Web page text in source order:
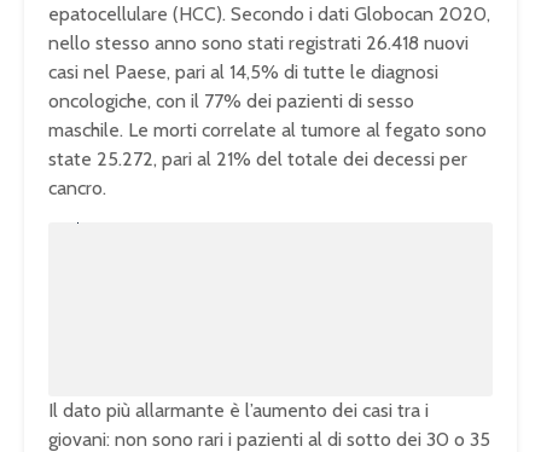
epatocellulare (HCC). Secondo i dati Globocan 2020,
nello stesso anno sono stati registrati 26.418 nuovi
casi nel Paese, pari al 14,5% di tutte le diagnosi
oncologiche, con il 77% dei pazienti di sesso
maschile. Le morti correlate al tumore al fegato sono
state 25.272, pari al 21% del totale dei decessi per
cancro.
Il dato più allarmante è l’aumento dei casi tra i
giovani: non sono rari i pazienti al di sotto dei 30 o 35